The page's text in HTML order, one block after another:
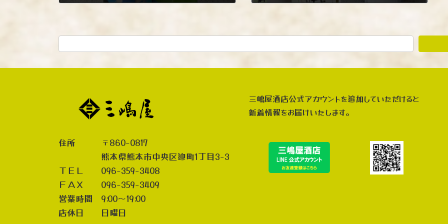
住所 〒860-0817
熊本県熊本市中央区迎町1丁目3-3
ＴＥＬ 096-359-3408
ＦＡＸ 096-359-3409
営業時間 9:00～19:00
店休日 日曜日
三嶋屋酒店公式アカウントを追加していただけると
新着情報をお届けいたします。